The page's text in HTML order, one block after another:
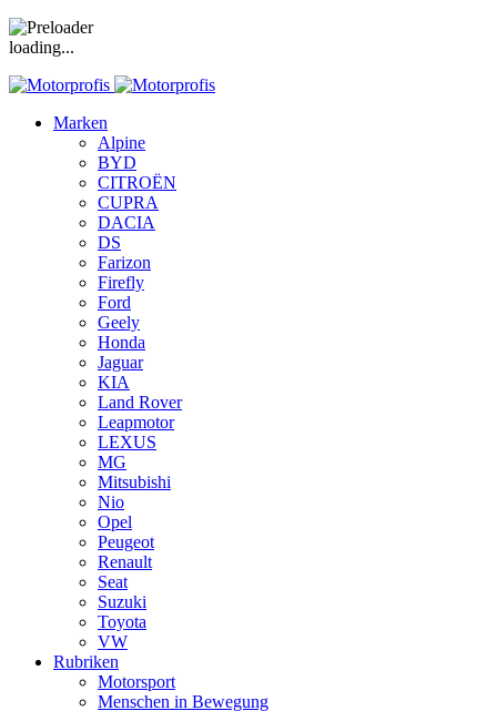
loading...
Marken
Alpine
BYD
CITROËN
CUPRA
DACIA
DS
Farizon
Firefly
Ford
Geely
Honda
Jaguar
KIA
Land Rover
Leapmotor
LEXUS
MG
Mitsubishi
Nio
Opel
Peugeot
Renault
Seat
Suzuki
Toyota
VW
Rubriken
Motorsport
Menschen in Bewegung